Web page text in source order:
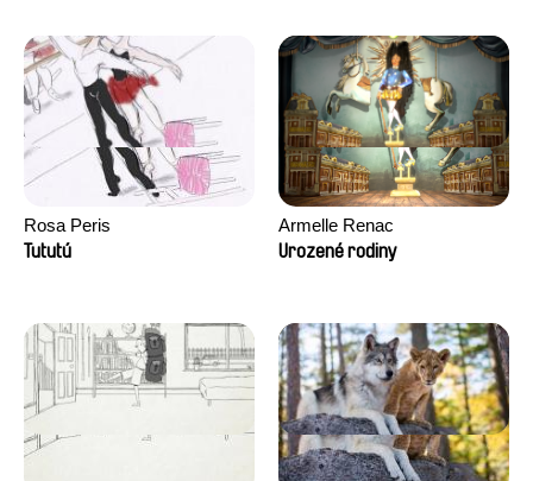
Rosa Peris
Tututú
Armelle Renac
Urozené rodiny